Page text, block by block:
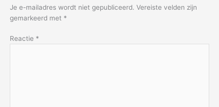
Je e-mailadres wordt niet gepubliceerd. Vereiste velden zijn
gemarkeerd met *
Reactie *